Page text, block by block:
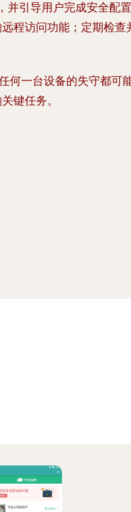
引导用户完成安全配置
程访问功能；定期检
何一台设备的失守都
键任务。